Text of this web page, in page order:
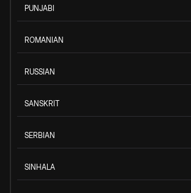
PUNJABI
ROMANIAN
RUSSIAN
SANSKRIT
SERBIAN
SINHALA